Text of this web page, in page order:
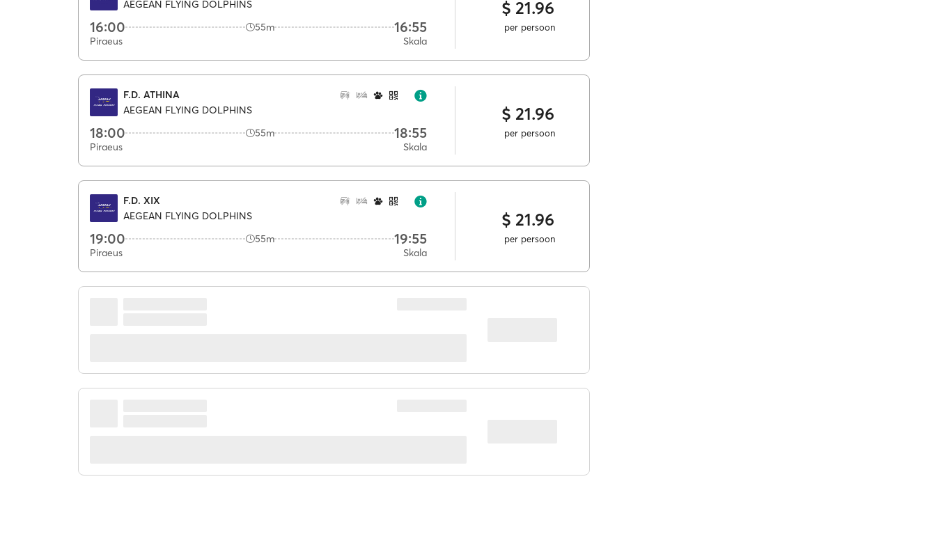
AEGEAN FLYING DOLPHINS
16:00 55m 16:55
Piraeus Skala
$ 21.96
per persoon
F.D. ATHINA
AEGEAN FLYING DOLPHINS
18:00 55m 18:55
Piraeus Skala
$ 21.96
per persoon
F.D. XIX
AEGEAN FLYING DOLPHINS
19:00 55m 19:55
Piraeus Skala
$ 21.96
per persoon